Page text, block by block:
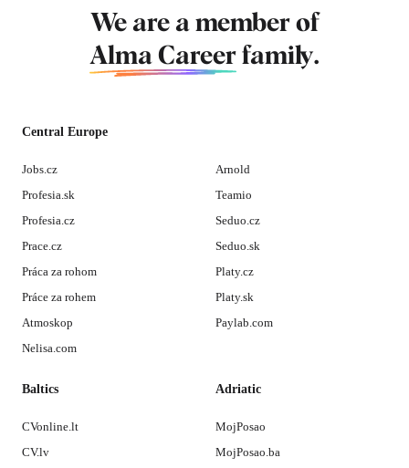
We are a member of
Alma Career family.
Central Europe
Jobs.cz
Profesia.sk
Profesia.cz
Prace.cz
Práca za rohom
Práce za rohem
Atmoskop
Nelisa.com
Arnold
Teamio
Seduo.cz
Seduo.sk
Platy.cz
Platy.sk
Paylab.com
Baltics
CVonline.lt
CV.lv
Adriatic
MojPosao
MojPosao.ba